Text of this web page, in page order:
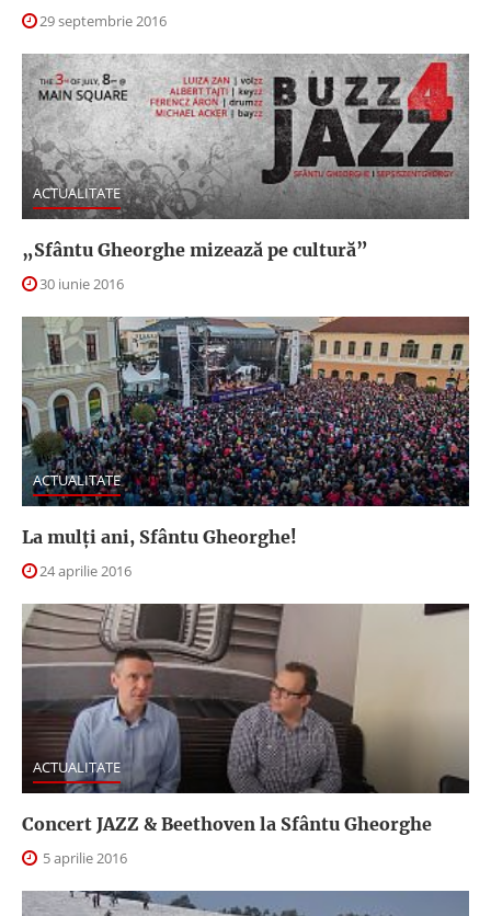
29 septembrie 2016
ACTUALITATE
„Sfântu Gheorghe mizează pe cultură”
30 iunie 2016
ACTUALITATE
La mulți ani, Sfântu Gheorghe!
24 aprilie 2016
ACTUALITATE
Concert JAZZ & Beethoven la Sfântu Gheorghe
5 aprilie 2016